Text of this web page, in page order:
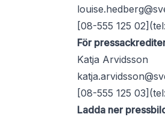
[08-555 125
För
Katja Arvidsson
[08-555 125
Ladda ner